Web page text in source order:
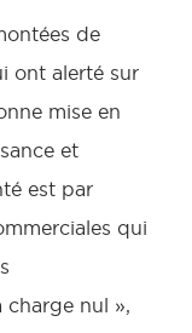
de
ont alerté sur
mise en
et
est par
qui
charge nul »,